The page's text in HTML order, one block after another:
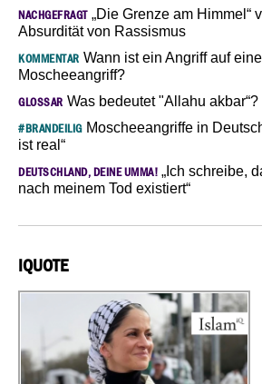
NACHGEFRAGT„Die Grenze am Himmel“
Absurdität von Rassismus
KOMMENTAR Wann ist ein Angriff auf
Moscheeangriff?
GLOSSAR Was bedeutet "Allahu akbar“?
#BRANDEILIGMoscheeangriffe in
ist real“
DEUTSCHLAND, DEINE UMMA! „Ich schreibe,
nach meinem Tod existiert“
IQUOTE